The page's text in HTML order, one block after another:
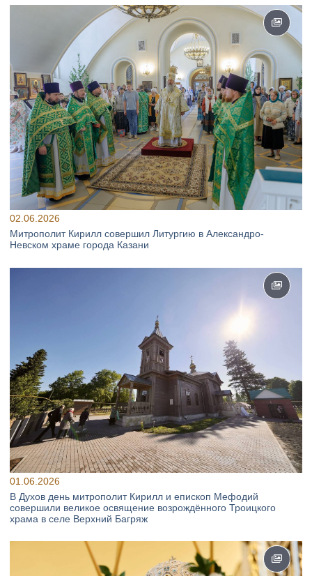
02.06.2026
Митрополит Кирилл совершил Литургию в Александро-
Невском храме города Казани
01.06.2026
В Духов день митрополит Кирилл и епископ Мефодий
совершили великое освящение возрождённого Троицкого
храма в селе Верхний Багряж